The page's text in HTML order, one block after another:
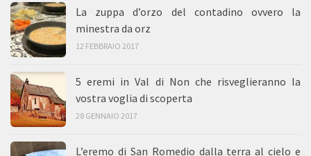
La zuppa d’orzo del contadino ovvero la
minestra da orz
12 FEBBRAIO 2017
5 eremi in Val di Non che risveglieranno la
vostra voglia di scoperta
28 GENNAIO 2017
L’eremo di San Romedio dalla terra al cielo e